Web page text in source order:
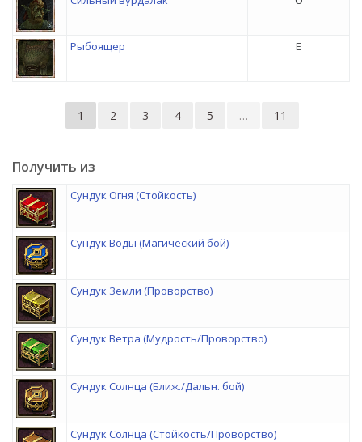
Рыбоящер E
1 2 3 4 5 … 11
Получить из
Сундук Огня (Стойкость)
Сундук Воды (Магический бой)
Сундук Земли (Проворство)
Сундук Ветра (Мудрость/Проворство)
Сундук Солнца (Ближ./Дальн. бой)
Сундук Солнца (Стойкость/Проворство)